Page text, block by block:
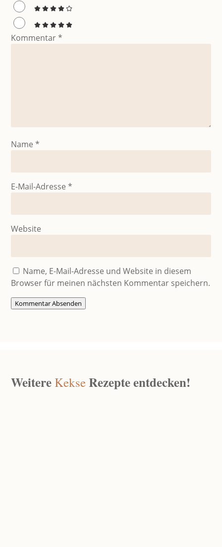
Kommentar*
Name*
E-Mail-Adresse*
Website
Name, E-Mail-Adresse und Website in diesem
Browser für meinen nächsten Kommentar speichern.
Kommentar Absenden
Weitere KekseRezepte entdecken!